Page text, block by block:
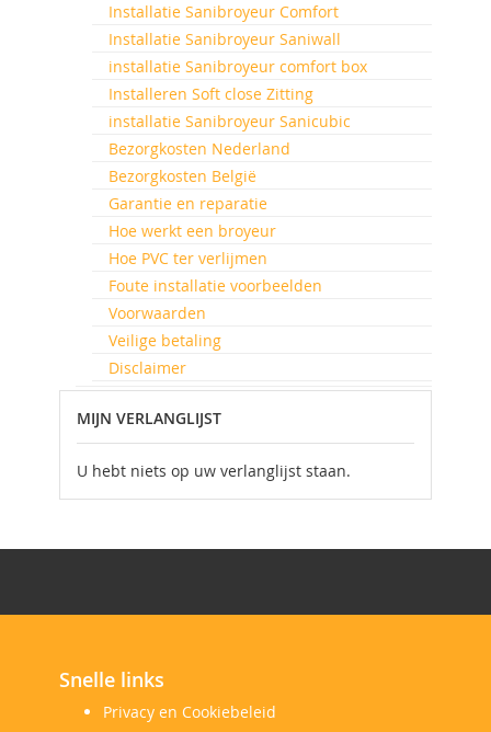
Installatie Sanibroyeur Comfort
Installatie Sanibroyeur Saniwall
installatie Sanibroyeur comfort box
Installeren Soft close Zitting
installatie Sanibroyeur Sanicubic
Bezorgkosten Nederland
Bezorgkosten België
Garantie en reparatie
Hoe werkt een broyeur
Hoe PVC ter verlijmen
Foute installatie voorbeelden
Voorwaarden
Veilige betaling
Disclaimer
MIJN VERLANGLIJST
U hebt niets op uw verlanglijst staan.
Snelle links
Privacy en Cookiebeleid